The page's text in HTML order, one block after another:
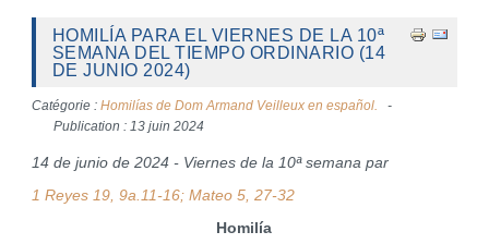
HOMILÍA PARA EL VIERNES DE LA 10ª
SEMANA DEL TIEMPO ORDINARIO (14
DE JUNIO 2024)
Catégorie : Homilías de Dom Armand Veilleux en español.
Publication : 13 juin 2024
14 de junio de 2024 - Viernes de la 10ª semana par
1 Reyes 19, 9a.11-16; Mateo 5, 27-32
Homilía